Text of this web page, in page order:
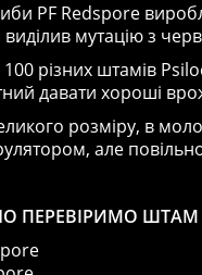
PF Redspore
виділив мутацію з
різних штамів
давати хороші
розміру, в
але
ПЕРЕВІРИМО ШТАМ